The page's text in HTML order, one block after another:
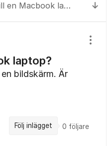
Fungerar era skärmar till en Macbook laptop?
laptop?
Visa/
bildskärm. Är
Följ inlägget 0 följare